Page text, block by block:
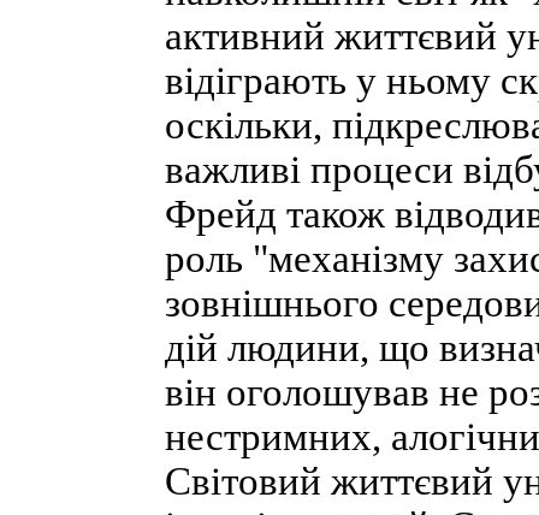
активний життєвий
відіграють у ньому
оскільки,
важливі процеси
Фрейд також
роль "механізму
зовнішнього
дій людини, що
він оголошував не
нестримних,
Світовий життєвий